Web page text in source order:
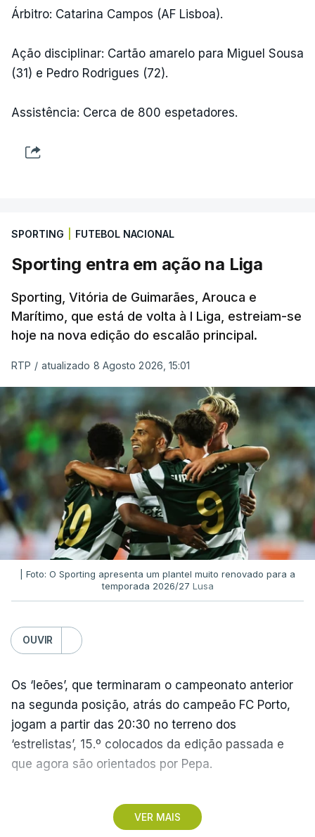
Árbitro: Catarina Campos (AF Lisboa).
Ação disciplinar: Cartão amarelo para Miguel Sousa
(31) e Pedro Rodrigues (72).
Assistência: Cerca de 800 espetadores.
SPORTING FUTEBOL NACIONAL
Sporting entra em ação na Liga
Sporting, Vitória de Guimarães, Arouca e
Marítimo, que está de volta à I Liga, estreiam-se
hoje na nova edição do escalão principal.
RTP / atualizado 8 Agosto 2026, 15:01
| Foto: O Sporting apresenta um plantel muito renovado para a
temporada 2026/27 Lusa
OUVIR
VER MAIS
Os ‘leões’, que terminaram o campeonato anterior
na segunda posição, atrás do campeão FC Porto,
jogam a partir das 20:30 no terreno dos
‘estrelistas’, 15.º colocados da edição passada e
que agora são orientados por Pepa.
No primeiro encontro do dia, o Marítimo, vencedor
da II Liga, vai assinalar o regresso à 'elite' após